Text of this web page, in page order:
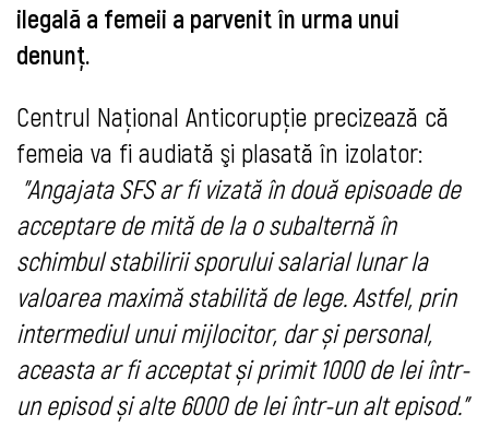
ilegală a femeii a parvenit în urma unui
denunţ.
Centrul Naţional Anticorupţie precizează că
femeia va fi audiată şi plasată în izolator:
"Angajata SFS ar fi vizată în două episoade de
acceptare de mită de la o subalternă în
schimbul stabilirii sporului salarial lunar la
valoarea maximă stabilită de lege. Astfel, prin
intermediul unui mijlocitor, dar și personal,
aceasta ar fi acceptat și primit 1000 de lei într-
un episod și alte 6000 de lei într-un alt episod."